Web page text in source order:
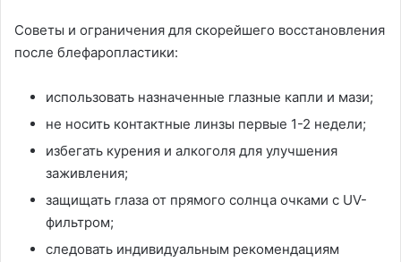
Советы и ограничения для скорейшего восстановления
после блефаропластики:
использовать назначенные глазные капли и мази;
не носить контактные линзы первые 1-2 недели;
избегать курения и алкоголя для улучшения
заживления;
защищать глаза от прямого солнца очками с UV-
фильтром;
следовать индивидуальным рекомендациям